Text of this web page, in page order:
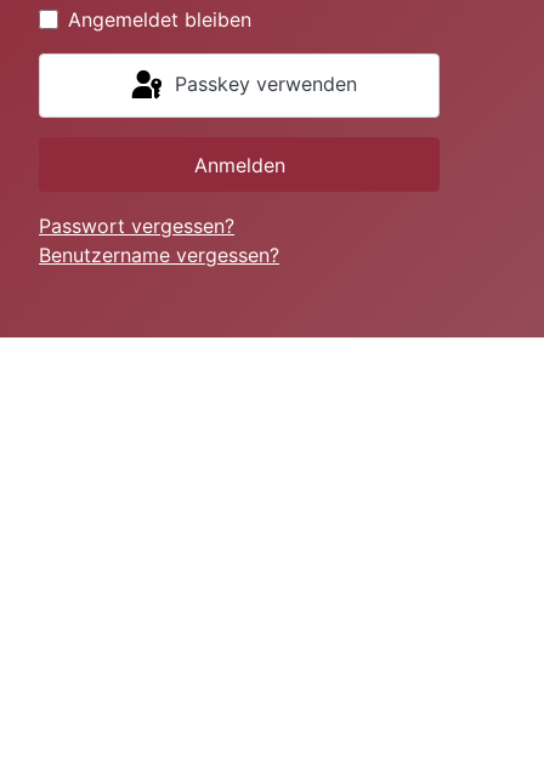
Angemeldet bleiben
Passkey verwenden
Anmelden
Passwort vergessen?
Benutzername vergessen?